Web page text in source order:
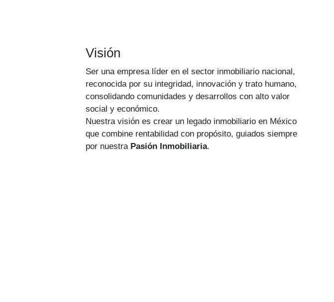
Visión
Ser una empresa líder en el sector inmobiliario nacional,
reconocida por su integridad, innovación y trato humano,
consolidando comunidades y desarrollos con alto valor
social y económico.
Nuestra visión es crear un legado inmobiliario en México
que combine rentabilidad con propósito, guiados siempre
por nuestra Pasión Inmobiliaria.